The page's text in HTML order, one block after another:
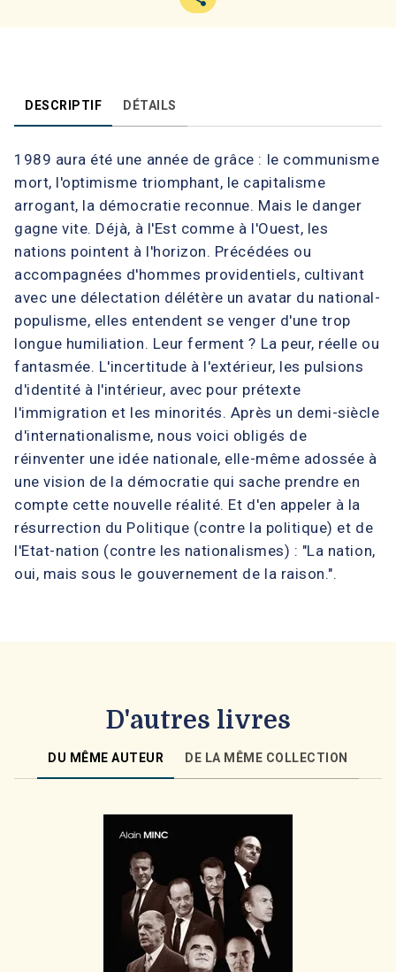
DESCRIPTIF DÉTAILS
1989 aura été une année de grâce : le communisme
mort, l'optimisme triomphant, le capitalisme
arrogant, la démocratie reconnue. Mais le danger
gagne vite. Déjà, à l'Est comme à l'Ouest, les
nations pointent à l'horizon. Précédées ou
accompagnées d'hommes providentiels, cultivant
avec une délectation délétère un avatar du national-
populisme, elles entendent se venger d'une trop
longue humiliation. Leur ferment ? La peur, réelle ou
fantasmée. L'incertitude à l'extérieur, les pulsions
d'identité à l'intérieur, avec pour prétexte
l'immigration et les minorités. Après un demi-siècle
d'internationalisme, nous voici obligés de
réinventer une idée nationale, elle-même adossée à
une vision de la démocratie qui sache prendre en
compte cette nouvelle réalité. Et d'en appeler à la
résurrection du Politique (contre la politique) et de
l'Etat-nation (contre les nationalismes) : "La nation,
oui, mais sous le gouvernement de la raison.".
D'autres livres
DU MÊME AUTEUR DE LA MÊME COLLECTION